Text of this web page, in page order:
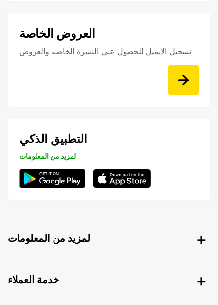
العروض الخاصة
تسجيل الايميل للحصول علي النشرة الخاصه والعروض
التطبيق الذكي
لمزيد من المعلومات
لمزيد من المعلومات
خدمة العملاء